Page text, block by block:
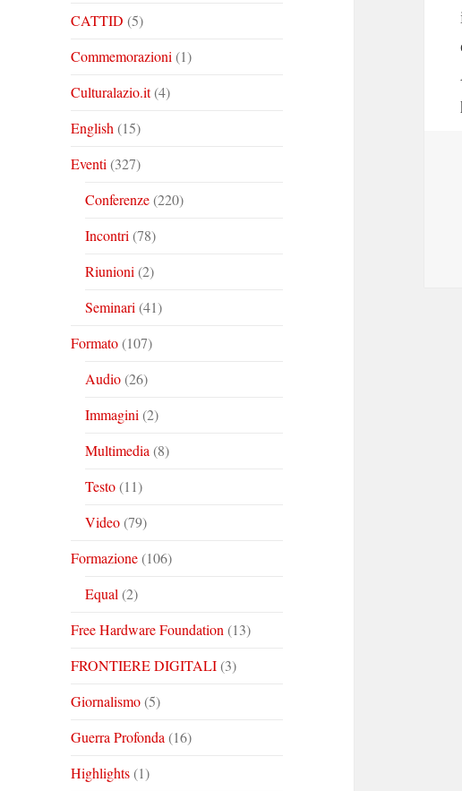
CATTID (5)
Commemorazioni (1)
Culturalazio.it(4)
English (15)
Eventi (327)
Conferenze(220)
Incontri (78)
Riunioni (2)
Seminari (41)
Formato(107)
Audio(26)
Immagini (2)
Multimedia (8)
Testo(11)
Video(79)
Formazione(106)
Equal (2)
Free Hardware Foundation (13)
FRONTIERE DIGITALI(3)
Giornalismo(5)
Guerra Profonda (16)
Highlights(1)